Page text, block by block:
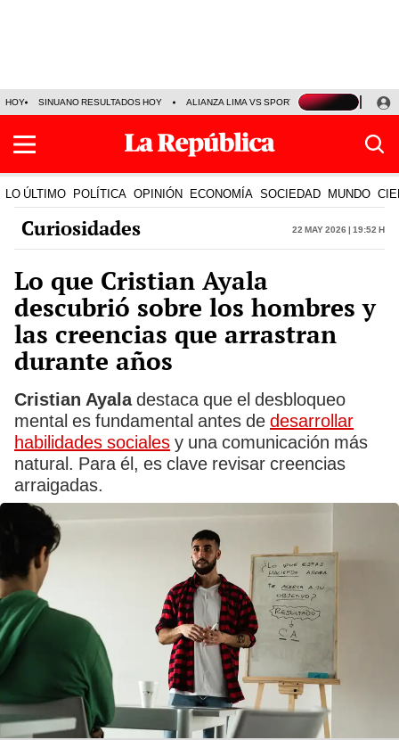
HOY SINUANO RESULTADOS HOY ALIANZA LIMA VS SPORT BOYS JORGE
LO ÚLTIMO POLÍTICA OPINIÓN ECONOMÍA SOCIEDAD MUNDO
Curiosidades 22 May 2026 | 19:52 h
Lo que Cristian Ayala
descubrió sobre los hombres y
las creencias que arrastran
durante años
Cristian Ayaladestaca que el desbloqueo
mental es fundamental antes de desarrollar
habilidades sociales y una comunicación más
natural. Para él, es clave revisar creencias
arraigadas.